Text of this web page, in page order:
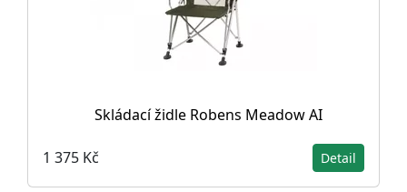
Skládací židle Robens Meadow AI
1 375 Kč Detail